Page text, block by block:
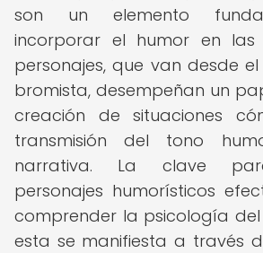
son un elemento
incorporar el humor en las
personajes, que van desde
bromista, desempeñan un
creación de situaciones
transmisión del tono
narrativa. La clave
personajes humorísticos
comprender la psicología
esta se manifiesta a través